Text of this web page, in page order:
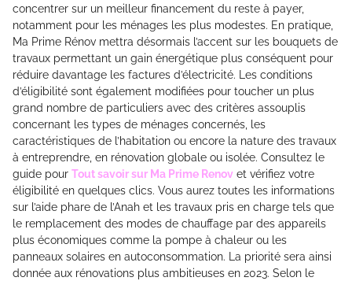
concentrer sur un meilleur financement du reste à payer,
notamment pour les ménages les plus modestes. En pratique,
Ma Prime Rénov mettra désormais l’accent sur les bouquets de
travaux permettant un gain énergétique plus conséquent pour
réduire davantage les factures d’électricité. Les conditions
d’éligibilité sont également modifiées pour toucher un plus
grand nombre de particuliers avec des critères assouplis
concernant les types de ménages concernés, les
caractéristiques de l’habitation ou encore la nature des travaux
à entreprendre, en rénovation globale ou isolée. Consultez le
guide pour Tout savoir sur Ma Prime Renov et vérifiez votre
éligibilité en quelques clics. Vous aurez toutes les informations
sur l’aide phare de l’Anah et les travaux pris en charge tels que
le remplacement des modes de chauffage par des appareils
plus économiques comme la pompe à chaleur ou les
panneaux solaires en autoconsommation. La priorité sera ainsi
donnée aux rénovations plus ambitieuses en 2023. Selon le